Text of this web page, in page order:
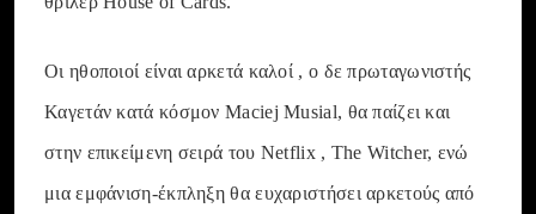
Οι ηθοποιοί είναι αρκετά καλοί , ο δε πρωταγωνιστής
Καγετάν κατά κόσμον Maciej Musial, θα παίζει και
στην επικείμενη σειρά του Netflix , The Witcher, ενώ
μια εμφάνιση-έκπληξη θα ευχαριστήσει αρκετούς από